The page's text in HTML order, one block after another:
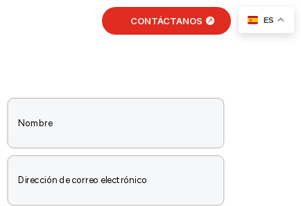
CONTÁCTANOS ES